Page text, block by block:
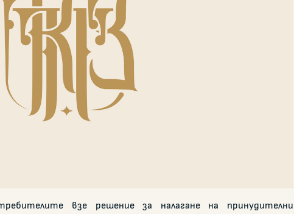
взе решение за налагане на принудителни